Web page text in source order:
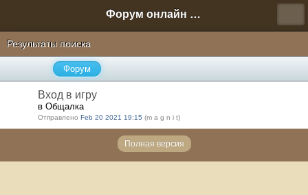
Форум онлайн игры "Новая Эра" (Нюра Биз)
Результаты поиска
Форум
Вход в игру
в Общалка
Отправлено Feb 20 2021 19:15 (m a g n i t)
Полная версия